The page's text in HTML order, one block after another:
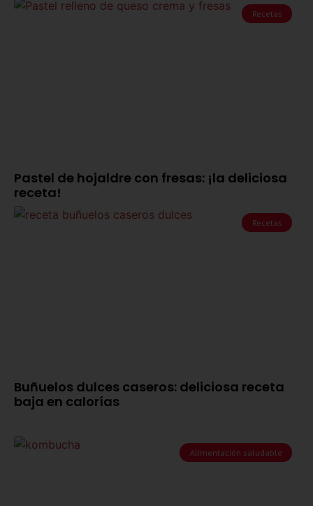
Recetas
Pastel de hojaldre con fresas: ¡la deliciosa
receta!
Recetas
Buñuelos dulces caseros: deliciosa receta
baja en calorías
Alimentación saludable